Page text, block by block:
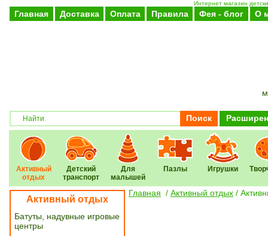
Интернет магазин
Главная Доставка Оплата Правила Фея - блог О
Поиск
Активный
отдых
Детский
транспорт
Для
малышей
Пазлы Игрушки
Активный отдых
Батуты, надувные игровые
центры
Главная / Активный отдых /